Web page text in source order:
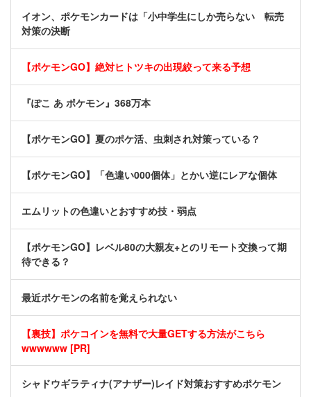
イオン、ポケモンカードは「小中学生にしか売らない 転売
対策の決断
【ポケモンGO】絶対ヒトツキの出現絞って来る予想
『ぽこ あ ポケモン』368万本
【ポケモンGO】夏のポケ活、虫刺され対策っている？
【ポケモンGO】「色違い000個体」とかい逆にレアな個体
エムリットの色違いとおすすめ技・弱点
【ポケモンGO】レベル80の大親友+とのリモート交換って期
待できる？
最近ポケモンの名前を覚えられない
【裏技】ポケコインを無料で大量GETする方法がこちら
wwwwww [PR]
シャドウギラティナ(アナザー)レイド対策おすすめポケモン